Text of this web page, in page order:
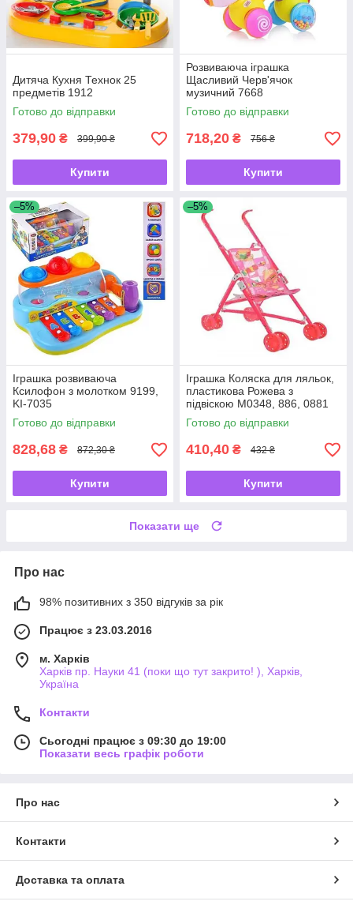
Дитяча Кухня Технок 25
предметів 1912
Готово до відправки
379,90 ₴ 399,90 ₴
Купити
Розвиваюча іграшка
Щасливий Черв'ячок
музичний 7668
Готово до відправки
718,20 ₴ 756 ₴
Купити
–5%
Іграшка розвиваюча
Ксилофон з молотком 9199,
KI-7035
Готово до відправки
828,68 ₴ 872,30 ₴
Купити
–5%
Іграшка Коляска для ляльок,
пластикова Рожева з
підвіскою М0348, 886, 0881
Готово до відправки
410,40 ₴ 432 ₴
Купити
Показати ще
Про нас
98% позитивних з 350 відгуків за рік
Працює з 23.03.2016
м. Харків
Харків пр. Науки 41 (поки що тут закрито! ), Харків,
Україна
Контакти
Сьогодні працює з 09:30 до 19:00
Показати весь графік роботи
Про нас
Контакти
Доставка та оплата